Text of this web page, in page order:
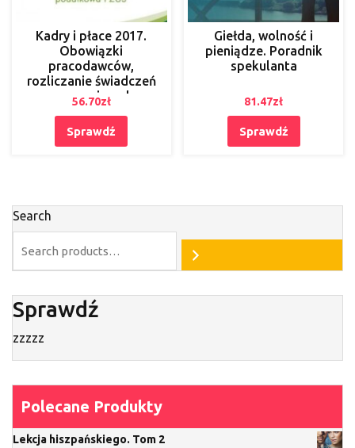
Kadry i płace 2017.
Obowiązki
pracodawców,
rozliczanie świadczeń
pracowniczych,
podatkowa i ZUS
56.70zł
Sprawdź
Giełda, wolność i
pieniądze. Poradnik
spekulanta
81.47zł
Sprawdź
Search
Sprawdź
zzzzz
Polecane Produkty
Lekcja hiszpańskiego. Tom 2